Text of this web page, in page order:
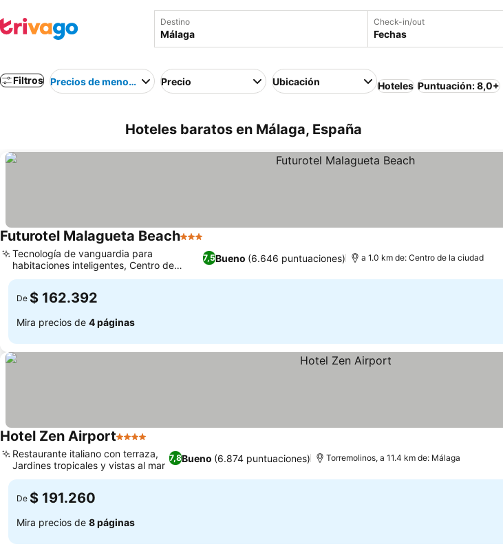
Destino Check-in/out
Fechas
Filtros Precios de menor a mayorPrecio Ubicación Hoteles Puntuación: 8,0+
Hoteles baratos en Málaga, España
Futurotel Malagueta Beach3 Estrellas
7,5Bueno (6.646 puntuaciones)
Tecnología de vanguardia para
habitaciones inteligentes, Centro de
bienestar con jacuzzi
a 1.0 km de: Centro de la ciudad
De $ 162.392
Mira precios de 4 páginas
Hotel Zen Airport4 Estrellas
7,8Bueno (6.874 puntuaciones)
Restaurante italiano con terraza,
Jardines tropicales y vistas al mar
Torremolinos, a 11.4 km de: Málaga
De $ 191.260
Mira precios de 8 páginas